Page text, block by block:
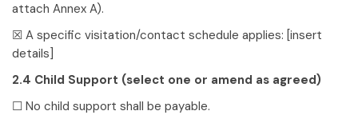
attach Annex A).
☒ A specific visitation/contact schedule applies: [insert
details]
2.4 Child Support (select one or amend as agreed)
☐ No child support shall be payable.